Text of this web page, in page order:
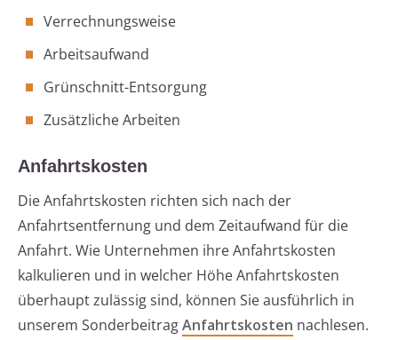
Verrechnungsweise
Arbeitsaufwand
Grünschnitt-Entsorgung
Zusätzliche Arbeiten
Anfahrtskosten
Die Anfahrtskosten richten sich nach der
Anfahrtsentfernung und dem Zeitaufwand für die
Anfahrt. Wie Unternehmen ihre Anfahrtskosten
kalkulieren und in welcher Höhe Anfahrtskosten
überhaupt zulässig sind, können Sie ausführlich in
unserem SonderbeitragAnfahrtskosten nachlesen.